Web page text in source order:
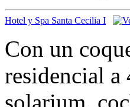
Hotel y Spa Santa Cecilia I
Con un
residencial a
solarium,